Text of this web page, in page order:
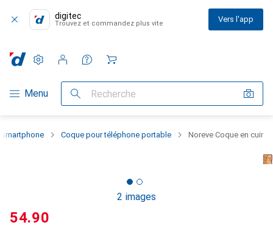
digitec
Trouvez et commandez plus vite Vers l'app
Navigation par catégorie
Menu Recherche
Paramètres
Compte client
Listes de comparaison
Listes d'envies
Panier
Coque pour téléphone portable Noreve Coque en cuir
2 images
CHF
54.90